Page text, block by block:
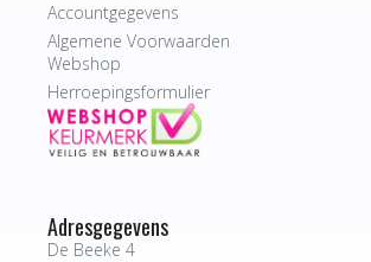
Accountgegevens
Algemene Voorwaarden
Webshop
Herroepingsformulier
Adresgegevens
De Beeke 4